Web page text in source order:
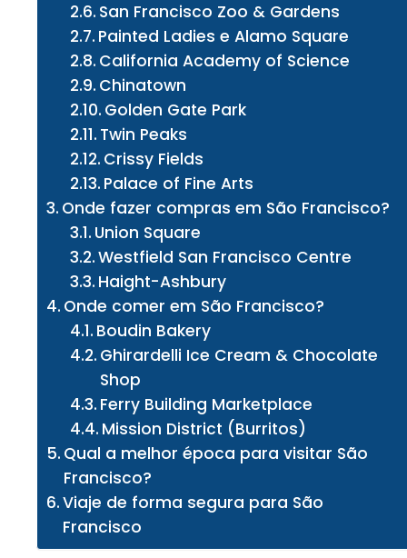
San Francisco Zoo & Gardens
Painted Ladies e Alamo Square
California Academy of Science
Chinatown
Golden Gate Park
Twin Peaks
Crissy Fields
Palace of Fine Arts
Onde fazer compras em São Francisco?
Union Square
Westfield San Francisco Centre
Haight-Ashbury
Onde comer em São Francisco?
Boudin Bakery
Ghirardelli Ice Cream & Chocolate
Shop
Ferry Building Marketplace
Mission District (Burritos)
Qual a melhor época para visitar São
Francisco?
Viaje de forma segura para São
Francisco